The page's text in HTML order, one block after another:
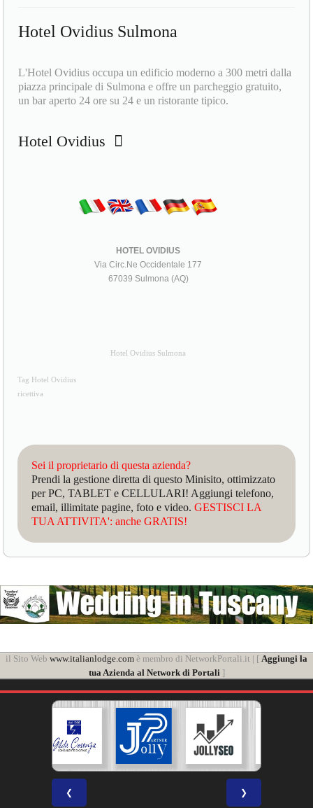
Hotel Ovidius Sulmona
L'Hotel Ovidius occupa un edificio moderno a 300 metri dalla
piazza principale di Sulmona e offre un parcheggio gratuito,
un bar aperto 24 ore su 24 e un ristorante tipico.
Hotel Ovidius
HOTEL OVIDIUS
Via Circ.Ne Occidentale 177
67039 Sulmona (AQ)
Hotel Ovidius Sulmona
Tag Hotel Ovidius
ricettiva
Sei il proprietario di questa azienda?
Prendi la gestione diretta di questo Minisito, ottimizzato
per PC, TABLET e CELLULARI! Aggiungi telefono,
email, illimitate pagine, foto e video.GESTISCI LA
TUA ATTIVITA': anche GRATIS!
il Sito Web www.italianlodge.com è membro di NetworkPortali.it | [ Aggiungi la
tua Azienda al Network di Portali]
❮ ❯